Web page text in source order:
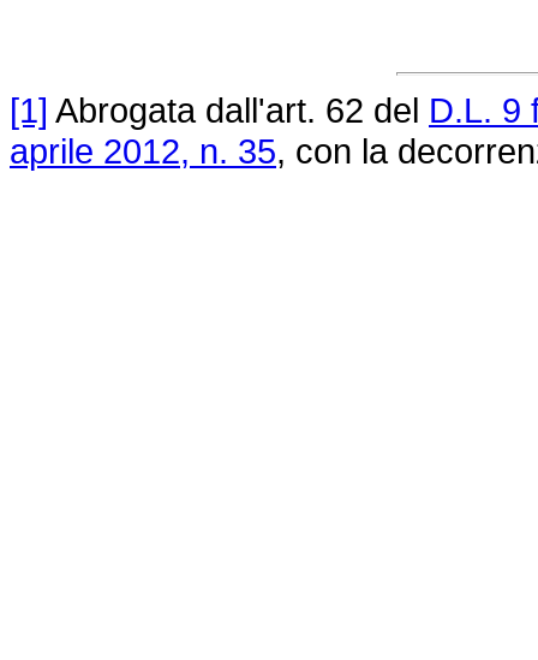
[1] Abrogata dall'art. 62 del D.L. 9
aprile 2012, n. 35, con la